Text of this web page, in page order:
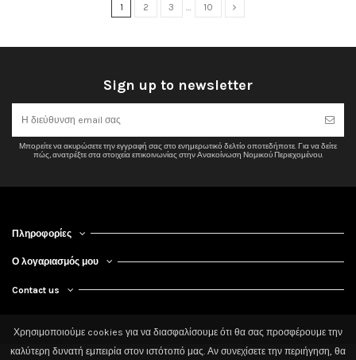
1 2 3 10
Sign up to newsletter
Μπορείτε να ακυρώσετε την εγγραφή σας στο ενημερωτικό δελτίο οποτεδήποτε. Για να δείτε
πώς, ανατρέξτε στα στοιχεία επικοινωνίας στην Ανακοίνωση Νομικού Περιεχομένου.
Πληροφορίες
Ο λογαριασμός μου
Contact us
Χρησιμοποιούμε cookies για να διασφαλίσουμε ότι θα σας προσφέρουμε την
καλύτερη δυνατή εμπειρία στον ιστότοπό μας. Αν συνεχίσετε την περιήγηση, θα